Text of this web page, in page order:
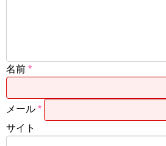
名前 *
メール *
サイト